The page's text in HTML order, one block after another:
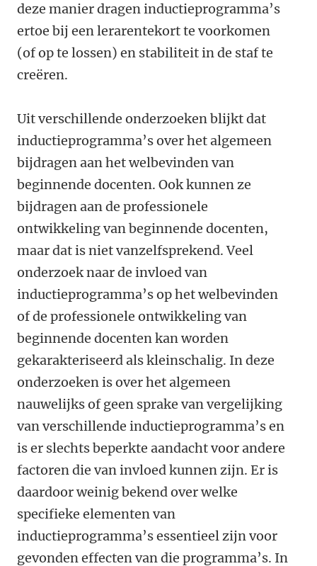
deze manier dragen inductieprogramma’s
ertoe bij een lerarentekort te voorkomen
(of op te lossen) en stabiliteit in de staf te
creëren.
Uit verschillende onderzoeken blijkt dat
inductieprogramma’s over het algemeen
bijdragen aan het welbevinden van
beginnende docenten. Ook kunnen ze
bijdragen aan de professionele
ontwikkeling van beginnende docenten,
maar dat is niet vanzelfsprekend. Veel
onderzoek naar de invloed van
inductieprogramma’s op het welbevinden
of de professionele ontwikkeling van
beginnende docenten kan worden
gekarakteriseerd als kleinschalig. In deze
onderzoeken is over het algemeen
nauwelijks of geen sprake van vergelijking
van verschillende inductieprogramma’s en
is er slechts beperkte aandacht voor andere
factoren die van invloed kunnen zijn. Er is
daardoor weinig bekend over welke
specifieke elementen van
inductieprogramma’s essentieel zijn voor
gevonden effecten van die programma’s. In